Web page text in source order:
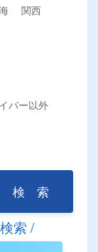
関西
バー以外
検 索